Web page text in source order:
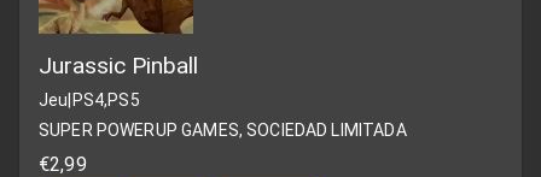
Jurassic Pinball
Jeu PS4,PS5
SUPER POWERUP GAMES, SOCIEDAD LIMITADA
€2,99